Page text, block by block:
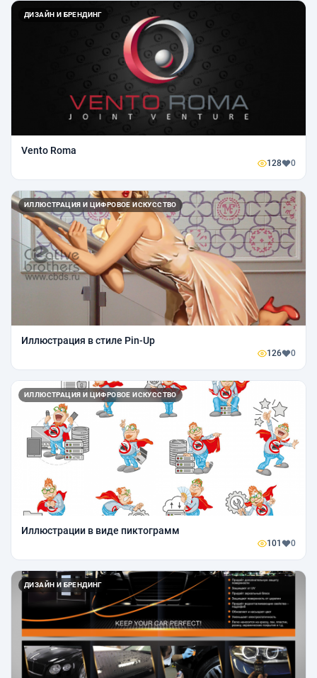
ДИЗАЙН И БРЕНДИНГ
Vento Roma
128 0
ИЛЛЮСТРАЦИЯ И ЦИФРОВОЕ ИСКУССТВО
Иллюстрация в стиле Pin-Up
126 0
ИЛЛЮСТРАЦИЯ И ЦИФРОВОЕ ИСКУССТВО
Иллюстрации в виде пиктограмм
101 0
ДИЗАЙН И БРЕНДИНГ